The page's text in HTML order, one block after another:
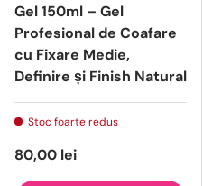
Gel 150ml – Gel
Profesional de Coafare
cu Fixare Medie,
Definire și Finish Natural
Stoc foarte redus
80,00 lei